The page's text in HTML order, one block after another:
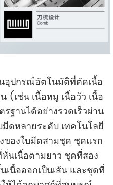
อุปกรณ์อัตโนมัติที่ตัดเนื้อ
(เช่น เนื้อหมู เนื้อวัว เนื้อ
ฐานได้อย่างรวดเร็วผ่าน
ดหลายระดับ เทคโนโลยี
ของใบมีดสามชุด ชุดแรก
นเนื้อตามยาว ชุดที่สอง
นื้อออกเป็นเส้น และชุดที่